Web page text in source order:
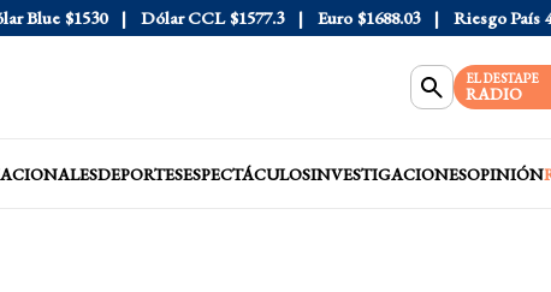
$1530 Dólar CCL $1577.3 Euro $1688.03 Riesgo País 408
EL DESTAPE
RADIO
DEPORTESESPECTÁCULOSINVESTIGACIONESOPINIÓN